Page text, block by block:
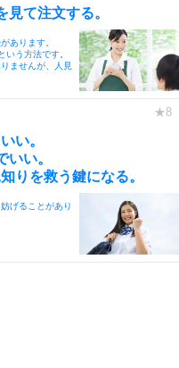
て注文する。
あります。
いう方法です。
ませんが、人見
い。
い。
りを救う鍵になる。
げることがあり